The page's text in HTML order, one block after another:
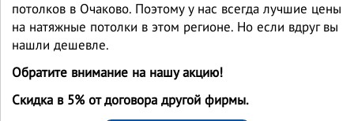
потолков в Очаково. Поэтому у нас всегда лучшие цены
на натяжные потолки в этом регионе. Но если вдруг вы
нашли дешевле.
Обратите внимание на нашу акцию!
Скидка в 5% от договора другой фирмы.